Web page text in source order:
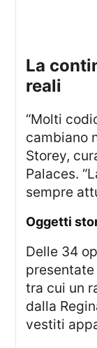
la continuità nelle tradizioni
reali
“Molti codici d’abbigliamento reale non
cambiano
Storey,
Palaces.
sempre
oggetti
Delle 34 opere esposte, 15 sono
tra cui un
dalla
vestiti